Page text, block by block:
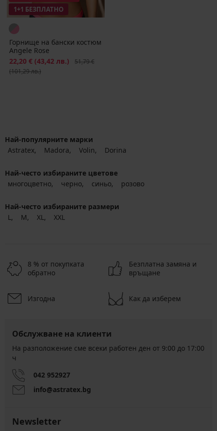
1+1 БЕЗПЛАТНО
Горнище на бански костюм
Angele Rose
Намаление
22,20 € (43,42 лв.) Първоначална цена
51,79 €
(101,29 лв.)
Най-популярните марки
Astratex
Madora Volin Dorina
Най-често избираните цветове
многоцветно
черно синьо розово
Най-често избираните размери
L
M XL XXL
8 % от покупката
обратно
Безплатна замяна и
връщане
Изгодна Как да изберем
Обслужване на клиенти
На разположение сме всеки работен ден от 9:00 до 17:00
ч
042 952927
info@astratex.bg
Newsletter